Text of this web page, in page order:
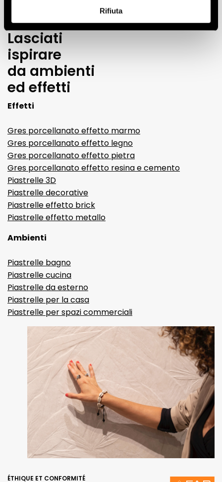
Rifiuta
Lasciati
ispirare
da ambienti
ed effetti
Effetti
Gres porcellanato effetto marmo
Gres porcellanato effetto legno
Gres porcellanato effetto pietra
Gres porcellanato effetto resina e cemento
Piastrelle 3D
Piastrelle decorative
Piastrelle effetto brick
Piastrelle effetto metallo
Ambienti
Piastrelle bagno
Piastrelle cucina
Piastrelle da esterno
Piastrelle per la casa
Piastrelle per spazi commerciali
ÉTHIQUE ET CONFORMITÉ